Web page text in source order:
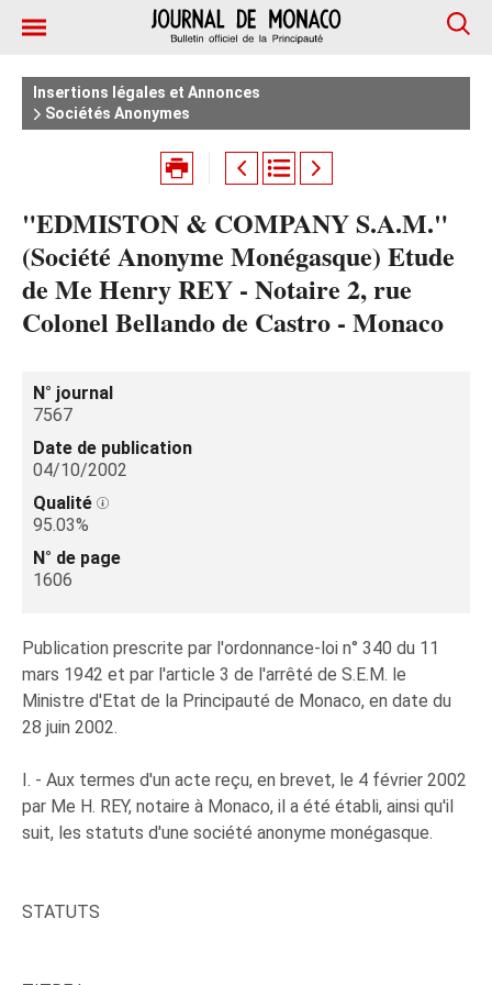
Insertions légales et Annonces
Sociétés Anonymes
"EDMISTON & COMPANY S.A.M."
(Société Anonyme Monégasque) Etude
de Me Henry REY - Notaire 2, rue
Colonel Bellando de Castro - Monaco
N° journal
7567
Date de publication
04/10/2002
Qualité
95.03%
N° de page
1606
Publication prescrite par l'ordonnance-loi n° 340 du 11
mars 1942 et par l'article 3 de l'arrêté de S.E.M. le
Ministre d'Etat de la Principauté de Monaco, en date du
28 juin 2002.
I. - Aux termes d'un acte reçu, en brevet, le 4 février 2002
par Me H. REY, notaire à Monaco, il a été établi, ainsi qu'il
suit, les statuts d'une société anonyme monégasque.
STATUTS